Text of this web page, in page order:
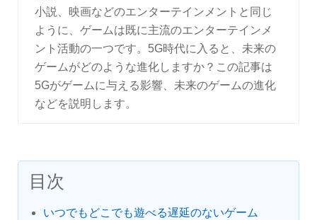
小説、映画などのエンターテインメントと同じ
ように、ゲームは既に主流のエンターテインメ
ント活動の一つです。5G時代に入ると、未来の
ゲームがどのような進化しますか？この記事は
5Gがゲームに与える影響、未来のゲームの進化
などを説明します。
目次
いつでもどこでも遊べる遅延のないゲーム